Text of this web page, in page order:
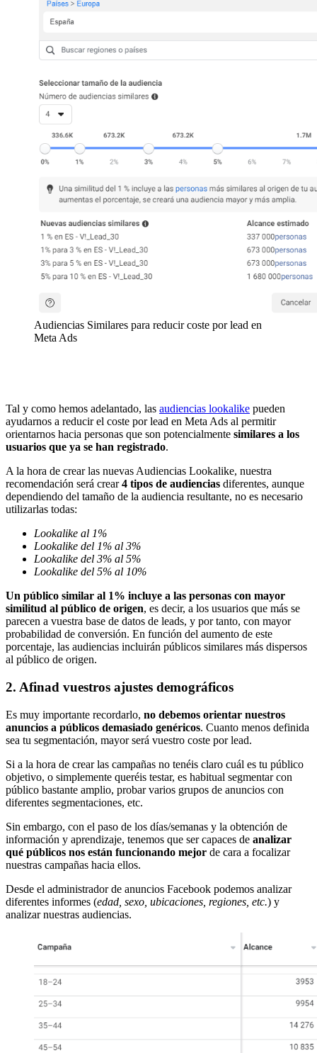
Audiencias Similares para reducir coste por lead en
Meta Ads
Tal y como hemos adelantado, las audiencias lookalike pueden
ayudarnos a reducir el coste por lead en Meta Ads al permitir
orientarnos hacia personas que son potencialmente similares a los
usuarios que ya se han registrado.
A la hora de crear las nuevas Audiencias Lookalike, nuestra
recomendación será crear4 tipos de audiencias diferentes, aunque
dependiendo del tamaño de la audiencia resultante, no es necesario
utilizarlas todas:
Lookalike al 1%
Lookalike del 1% al 3%
Lookalike del 3% al 5%
Lookalike del 5% al 10%
Un público similar al 1% incluye a las personas con mayor
similitud al público de origen, es decir, a los usuarios que más se
parecen a vuestra base de datos de leads, y por tanto, con mayor
probabilidad de conversión. En función del aumento de este
porcentaje, las audiencias incluirán públicos similares más dispersos
al público de origen.
2. Afinad vuestros ajustes demográficos
Es muy importante recordarlo, no debemos orientar nuestros
anuncios a públicos demasiado genéricos. Cuanto menos definida
sea tu segmentación, mayor será vuestro coste por lead.
Si a la hora de crear las campañas no tenéis claro cuál es tu público
objetivo, o simplemente queréis testar, es habitual segmentar con
público bastante amplio, probar varios grupos de anuncios con
diferentes segmentaciones, etc.
Sin embargo, con el paso de los días/semanas y la obtención de
información y aprendizaje, tenemos que ser capaces de analizar
qué públicos nos están funcionando mejor de cara a focalizar
nuestras campañas hacia ellos.
Desde el administrador de anuncios Facebook podemos analizar
diferentes informes (edad, sexo, ubicaciones, regiones, etc.) y
analizar nuestras audiencias.